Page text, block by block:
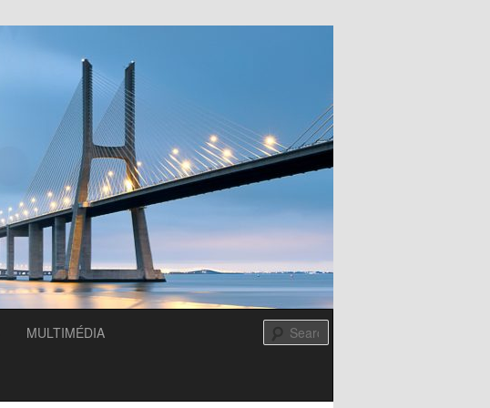
MULTIMÉDIA